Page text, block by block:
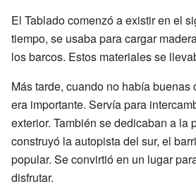
El Tablado comenzó a existir en el
tiempo, se usaba para cargar
los barcos. Estos materiales se
Más tarde, cuando no había buenas
era importante. Servía para
exterior. También se dedicaban a la
construyó la autopista del sur, el
popular. Se convirtió en un lugar
disfrutar.